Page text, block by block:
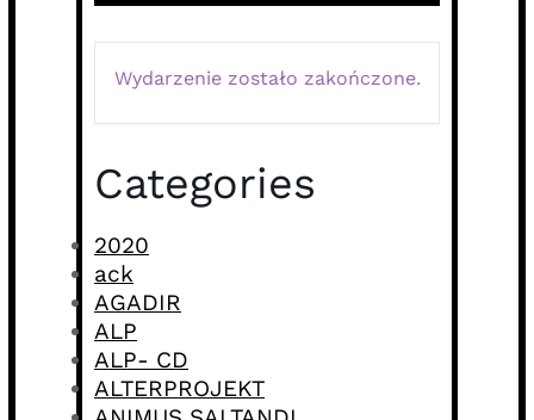
Wydarzenie zostało zakończone.
Categories
2020
ack
AGADIR
ALP
ALP- CD
ALTERPROJEKT